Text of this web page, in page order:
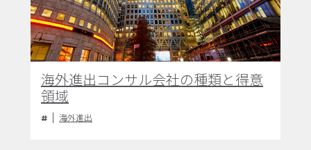
海外進出コンサル会社の種類と得意
領域
海外進出